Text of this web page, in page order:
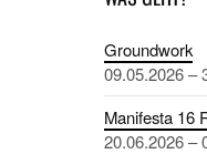
Groundwork
09.05.2026 –
Manifesta 16
20.06.2026 –